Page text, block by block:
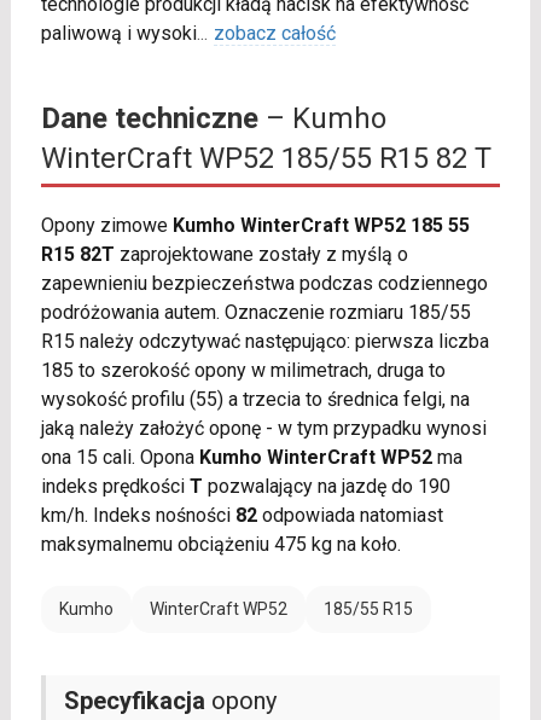
paliwową i wysoki... zobacz całość
Dane techniczne– Kumho
WinterCraft WP52 185/55 R15 82 T
Opony zimowe Kumho WinterCraft WP52 185 55
R15 82T zaprojektowane zostały z myślą o
zapewnieniu bezpieczeństwa podczas codziennego
podróżowania autem. Oznaczenie rozmiaru 185/55
R15 należy odczytywać następująco: pierwsza liczba
185 to szerokość opony w milimetrach, druga to
wysokość profilu (55) a trzecia to średnica felgi, na
jaką należy założyć oponę - w tym przypadku wynosi
ona 15 cali. Opona Kumho WinterCraft WP52ma
indeks prędkości T pozwalający na jazdę do 190
km/h. Indeks nośności 82odpowiada natomiast
maksymalnemu obciążeniu 475 kg na koło.
Kumho WinterCraft WP52 185/55 R15
Specyfikacja opony